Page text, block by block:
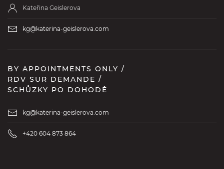
Kateřina Geislerova
kg@katerina-geislerova.com
BY APPOINTMENTS ONLY /
RDV SUR DEMANDE /
SCHŮZKY PO DOHODĚ
kg@katerina-geislerova.com
+420 604 873 864